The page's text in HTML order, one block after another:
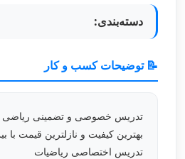
دسته‌بندی:
📝 توضیحات کسب و کار
تدریس خصوصی و تضمینی ریاضی
تدریس اختصاصی ریاضیات